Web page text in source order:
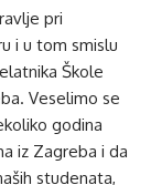
pri
i u tom smislu
Škole
Veselimo se
godina
iz Zagreba i da
studenata,